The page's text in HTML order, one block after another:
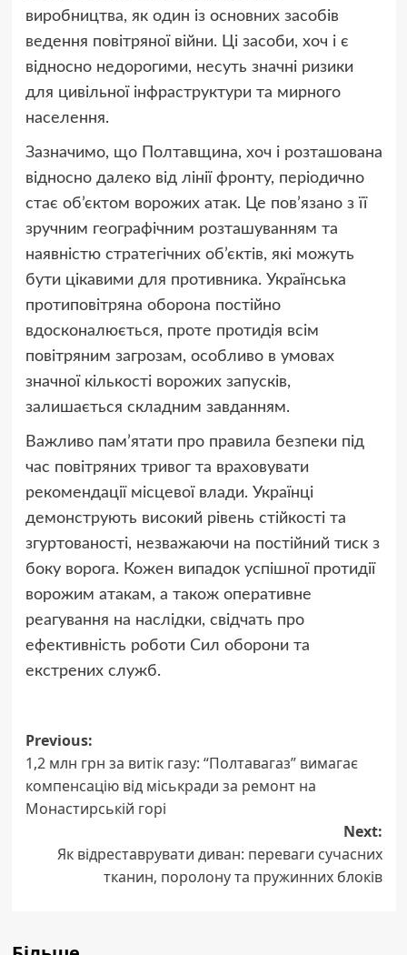
виробництва, як один із основних засобів
ведення повітряної війни. Ці засоби, хоч і є
відносно недорогими, несуть значні ризики
для цивільної інфраструктури та мирного
населення.
Зазначимо, що Полтавщина, хоч і розташована
відносно далеко від лінії фронту, періодично
стає об’єктом ворожих атак. Це пов’язано з її
зручним географічним розташуванням та
наявністю стратегічних об’єктів, які можуть
бути цікавими для противника. Українська
протиповітряна оборона постійно
вдосконалюється, проте протидія всім
повітряним загрозам, особливо в умовах
значної кількості ворожих запусків,
залишається складним завданням.
Важливо пам’ятати про правила безпеки під
час повітряних тривог та враховувати
рекомендації місцевої влади. Українці
демонструють високий рівень стійкості та
згуртованості, незважаючи на постійний тиск з
боку ворога. Кожен випадок успішної протидії
ворожим атакам, а також оперативне
реагування на наслідки, свідчать про
ефективність роботи Сил оборони та
екстрених служб.
Post
navigation
Previous:
1,2 млн грн за витік газу: “Полтавагаз” вимагає
компенсацію від міськради за ремонт на
Монастирській горі
Next:
Як відреставрувати диван: переваги сучасних
тканин, поролону та пружинних блоків